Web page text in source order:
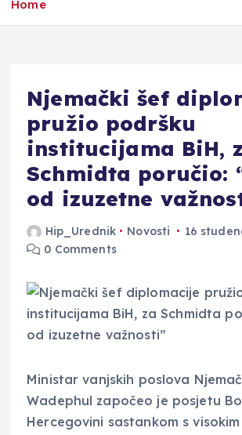
Home
Njemački šef
pružio podršku
institucijama BiH,
Schmidta poručio:
od izuzetne
Hip_Urednik Novosti
16
0 Comments
Ministar vanjskih poslova
Wadephul započeo je posjetu
Hercegovini sastankom s visokim